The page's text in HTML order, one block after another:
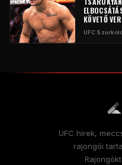
KÖVETŐ
UFC
UFC hírek,
rajongói